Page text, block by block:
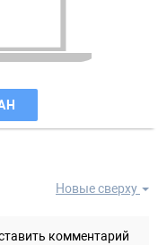
Новые сверху
комментарий